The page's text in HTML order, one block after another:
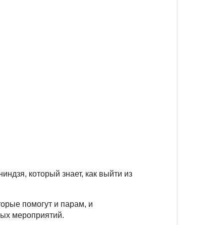
который знает, как выйти из
помогут и парам, и
мероприятий.